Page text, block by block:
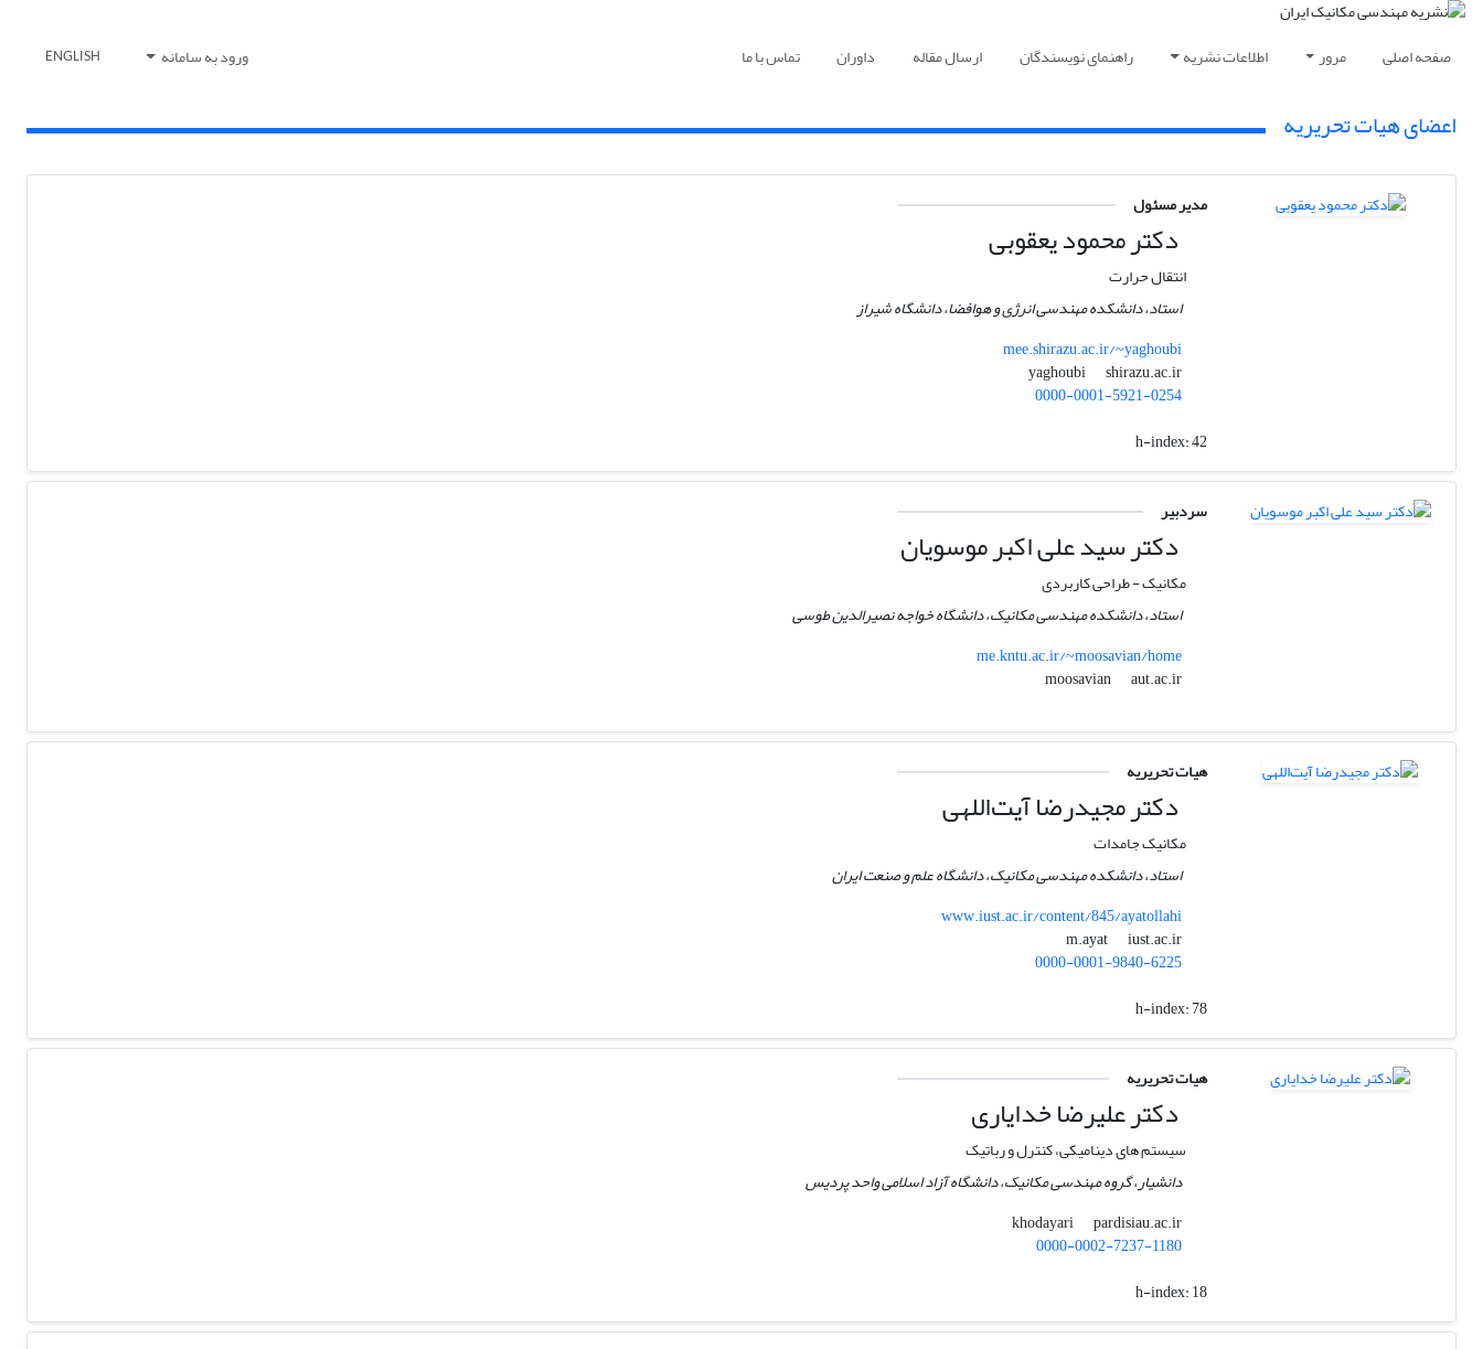
صفحه اصلی مرور اطلاعات نشریه راهنمای نویسندگان ارسال مقاله داوران تماس با ما ورود به سامانه ENGLISH
اعضای هیات تحریریه
مدیر مسئول
دکتر محمود یعقوبی
انتقال حرارت
استاد، دانشکده مهندسی انرژی و هوافضا، دانشگاه شیراز
mee.shirazu.ac.ir/~yaghoubi
yaghoubi
shirazu.ac.ir
0000-0001-5921-0254
h-index:42
سردبیر
دکتر سید علی اکبر موسویان
مکانیک - طراحی کاربردی
استاد، دانشکده مهندسی مکانیک، دانشگاه خواجه نصیرالدین طوسی
me.kntu.ac.ir/~moosavian/home
moosavian
aut.ac.ir
هیات تحریریه
دکتر مجیدرضا آیت‌اللهی
مکانیک جامدات
استاد، دانشکده مهندسی مکانیک، دانشگاه علم و صنعت ایران
www.iust.ac.ir/content/845/ayatollahi
m.ayat
iust.ac.ir
0000-0001-9840-6225
h-index:78
هیات تحریریه
دکتر علیرضا خدایاری
سیستم های دینامیکی، کنترل و رباتیک
دانشیار، گروه مهندسی مکانیک، دانشگاه آزاد اسلامی واحد پردیس
khodayari
pardisiau.ac.ir
0000-0002-7237-1180
h-index:18